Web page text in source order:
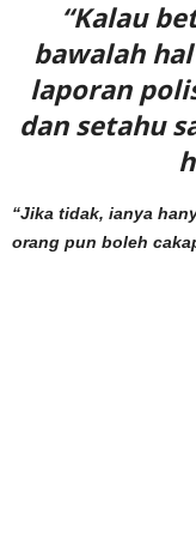
“Kalau
bawalah
laporan
dan setahu
“Jika tidak, ianya
orang pun boleh